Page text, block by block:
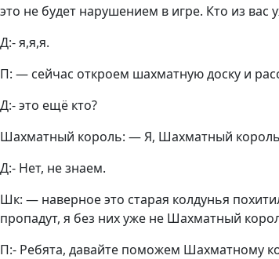
это не будет нарушением в игре. Кто из вас
Д:- я,я,я.
П: — сейчас откроем шахматную доску и
Д:- это ещё кто?
Шахматный король: — Я, Шахматный
Д:- Нет, не знаем.
Шк: — наверное это старая колдунья
пропадут, я без них уже не Шахматный
П:- Ребята, давайте поможем Шахматному